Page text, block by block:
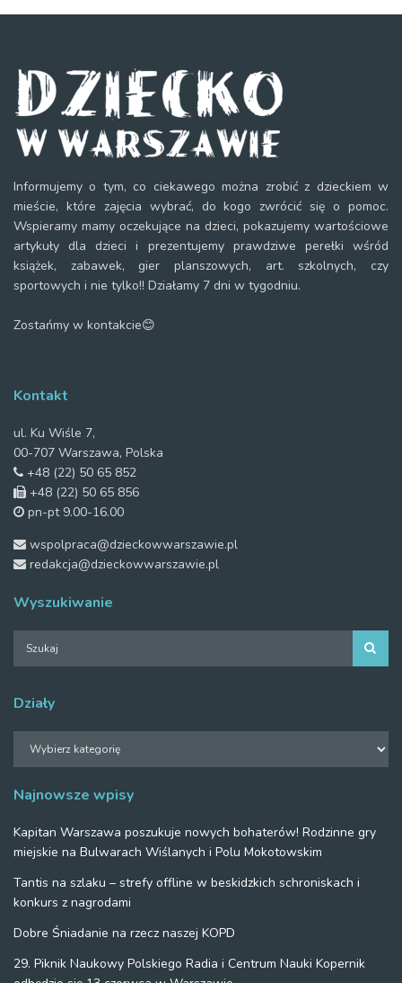
Informujemy o tym, co ciekawego można zrobić z dzieckiem w
mieście, które zajęcia wybrać, do kogo zwrócić się o pomoc.
Wspieramy mamy oczekujące na dzieci, pokazujemy wartościowe
artykuły dla dzieci i prezentujemy prawdziwe perełki wśród
książek, zabawek, gier planszowych, art. szkolnych, czy
sportowych i nie tylko!! Działamy 7 dni w tygodniu.
Zostańmy w kontakcie😊
Kontakt
ul. Ku Wiśle 7,
00-707 Warszawa, Polska
+48 (22) 50 65 852
+48 (22) 50 65 856
pn-pt 9.00-16.00
wspolpraca@dzieckowwarszawie.pl
redakcja@dzieckowwarszawie.pl
Wyszukiwanie
Działy
Najnowsze wpisy
Kapitan Warszawa poszukuje nowych bohaterów! Rodzinne gry
miejskie na Bulwarach Wiślanych i Polu Mokotowskim
Tantis na szlaku – strefy offline w beskidzkich schroniskach i
konkurs z nagrodami
Dobre Śniadanie na rzecz naszej KOPD
29. Piknik Naukowy Polskiego Radia i Centrum Nauki Kopernik